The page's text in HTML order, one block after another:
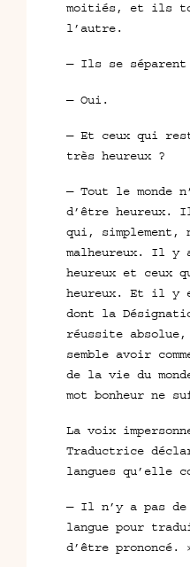
moitiés, et ils
l’autre.
— Ils se séparent
— Oui.
— Et ceux qui
très heureux ?
— Tout le monde
d’être heureux.
qui, simplement,
malheureux. Il y
heureux et ceux
heureux. Et il y
dont la
réussite
semble avoir
de la vie du
mot bonheur ne
La voix
Traductrice
langues qu’elle
— Il n’y a pas de
langue pour
d’être prononcé.